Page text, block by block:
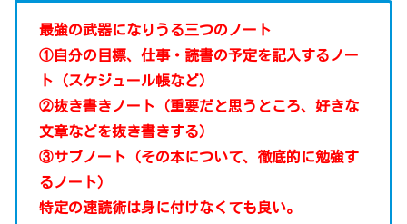
最強の武器になりうる三つのノート
①自分の目標、仕事・読書の予定を記入するノー
ト（スケジュール帳など）
②抜き書きノート（重要だと思うところ、好きな
文章などを抜き書きする）
③サブノート（その本について、徹底的に勉強す
るノート）
特定の速読術は身に付けなくても良い。